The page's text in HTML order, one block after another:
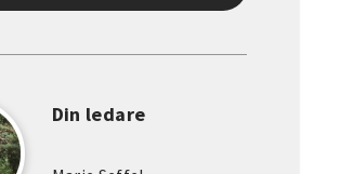
Din ledare